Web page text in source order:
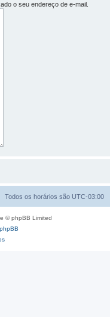
o seu endereço de e-mail.
Todos os horários são UTC-03:00
© phpBB Limited